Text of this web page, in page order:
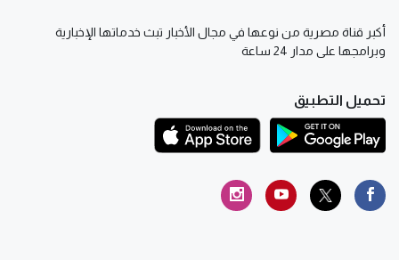
أكبر قناة مصرية من نوعها في مجال الأخبار تبث خدماتها الإخبارية
وبرامجها على مدار 24 ساعة
تحميل التطبيق